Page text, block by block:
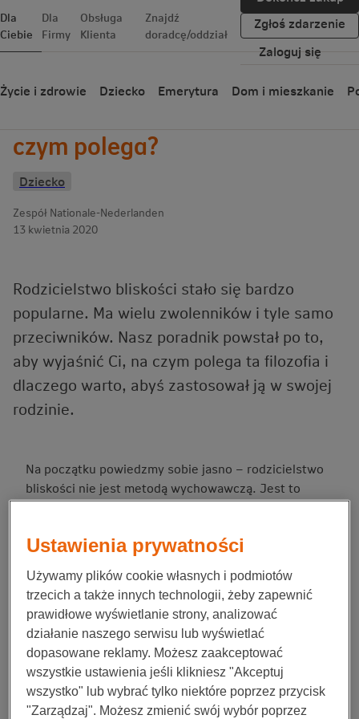
Dla
Ciebie
Dla
Firmy
Obsługa
Klienta
Znajdź
doradcę/oddział
Zgłoś zdarzenie
Zaloguj się
Życie i zdrowie Dziecko Emerytura Dom i mieszkanie
Wróć
czym polega?
Dziecko
Zespół Nationale-Nederlanden
13 kwietnia 2020
Rodzicielstwo bliskości stało się bardzo
popularne. Ma wielu zwolenników i tyle samo
przeciwników. Nasz poradnik powstał po to,
aby wyjaśnić Ci, na czym polega ta filozofia i
dlaczego warto, abyś zastosował ją w swojej
rodzinie.
Na początku powiedzmy sobie jasno – rodzicielstwo
bliskości nie jest metodą wychowawczą. Jest to
rodzaj filozofii wychowania, która wiąże się bardziej
stosowaniem konkretnych zabiegów. Jest to
budowaniu prawdziwego i naturalnego
przywiązania.
Rodzicielstwo bliskości – przepis na
szczęśliwe dziecko?
Jednym z najczęściej powtarzanych mitów na temat
Ustawienia prywatności
Używamy plików cookie własnych i podmiotów
trzecich a także innych technologii, żeby zapewnić
prawidłowe wyświetlanie strony, analizować
działanie naszego serwisu lub wyświetlać
dopasowane reklamy. Możesz zaakceptować
wszystkie ustawienia jeśli klikniesz "Akceptuj
wszystko" lub wybrać tylko niektóre poprzez przycisk
"Zarządzaj". Możesz zmienić swój wybór poprzez